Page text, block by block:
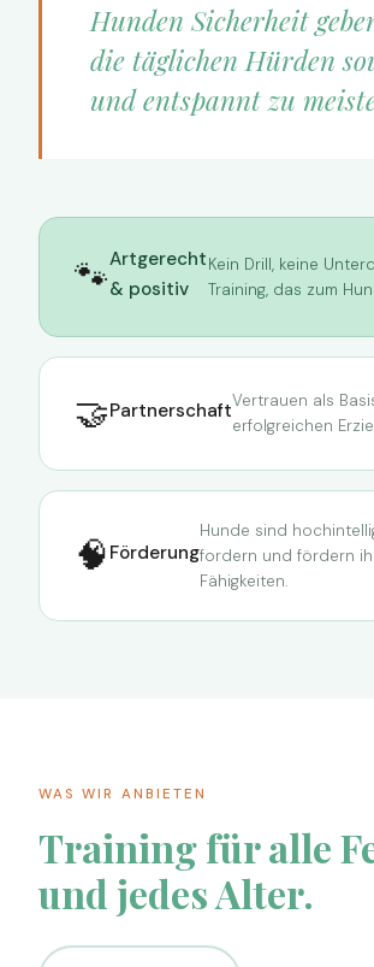
Hunden Sicherheit
die täglichen Hürden
und entspannt zu
🐾Artgerecht
& positiv
Kein Drill, keine
Training, das zum
🤝PartnerschaftVertrauen als
erfolgreichen
🧠 Förderung
Hunde sind
fordern und fördern
Fähigkeiten.
WAS WIR ANBIETEN
Training für alle
und jedes Alter.